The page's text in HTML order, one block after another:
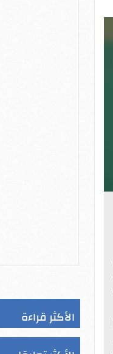
الأكثر قراءة